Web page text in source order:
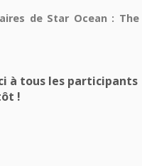
de Star Ocean : The
à tous les participants
!